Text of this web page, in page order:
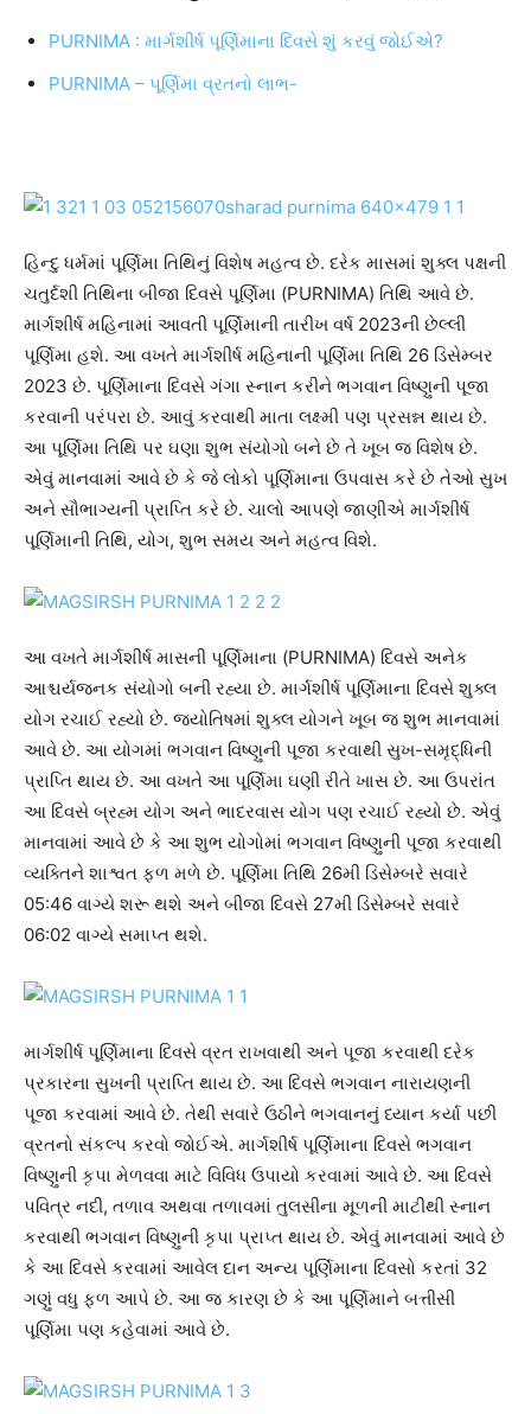
PURNIMA : માર્ગશીર્ષ પૂર્ણિમાના દિવસે શું કરવું જોઈએ?
PURNIMA – પૂર્ણિમા વ્રતનો લાભ-
હિન્દુ ધર્મમાં પૂર્ણિમા તિથિનું વિશેષ મહત્વ છે. દરેક માસમાં શુક્લ પક્ષની
ચતુર્દશી તિથિના બીજા દિવસે પૂર્ણિમા (PURNIMA) તિથિ આવે છે.
માર્ગશીર્ષ મહિનામાં આવતી પૂર્ણિમાની તારીખ વર્ષ 2023ની છેલ્લી
પૂર્ણિમા હશે. આ વખતે માર્ગશીર્ષ મહિનાની પૂર્ણિમા તિથિ 26 ડિસેમ્બર
2023 છે. પૂર્ણિમાના દિવસે ગંગા સ્નાન કરીને ભગવાન વિષ્ણુની પૂજા
કરવાની પરંપરા છે. આવું કરવાથી માતા લક્ષ્મી પણ પ્રસન્ન થાય છે.
આ પૂર્ણિમા તિથિ પર ઘણા શુભ સંયોગો બને છે તે ખૂબ જ વિશેષ છે.
એવું માનવામાં આવે છે કે જે લોકો પૂર્ણિમાના ઉપવાસ કરે છે તેઓ સુખ
અને સૌભાગ્યની પ્રાપ્તિ કરે છે. ચાલો આપણે જાણીએ માર્ગશીર્ષ
પૂર્ણિમાની તિથિ, યોગ, શુભ સમય અને મહત્વ વિશે.
આ વખતે માર્ગશીર્ષ માસની પૂર્ણિમાના (PURNIMA) દિવસે અનેક
આશ્ચર્યજનક સંયોગો બની રહ્યા છે. માર્ગશીર્ષ પૂર્ણિમાના દિવસે શુક્લ
યોગ રચાઈ રહ્યો છે. જ્યોતિષમાં શુક્લ યોગને ખૂબ જ શુભ માનવામાં
આવે છે. આ યોગમાં ભગવાન વિષ્ણુની પૂજા કરવાથી સુખ-સમૃદ્ધિની
પ્રાપ્તિ થાય છે. આ વખતે આ પૂર્ણિમા ઘણી રીતે ખાસ છે. આ ઉપરાંત
આ દિવસે બ્રહ્મ યોગ અને ભાદરવાસ યોગ પણ રચાઈ રહ્યો છે. એવું
માનવામાં આવે છે કે આ શુભ યોગોમાં ભગવાન વિષ્ણુની પૂજા કરવાથી
વ્યક્તિને શાશ્વત ફળ મળે છે. પૂર્ણિમા તિથિ 26મી ડિસેમ્બરે સવારે
05:46 વાગ્યે શરૂ થશે અને બીજા દિવસે 27મી ડિસેમ્બરે સવારે
06:02 વાગ્યે સમાપ્ત થશે.
માર્ગશીર્ષ પૂર્ણિમાના દિવસે વ્રત રાખવાથી અને પૂજા કરવાથી દરેક
પ્રકારના સુખની પ્રાપ્તિ થાય છે. આ દિવસે ભગવાન નારાયણની
પૂજા કરવામાં આવે છે. તેથી સવારે ઉઠીને ભગવાનનું ધ્યાન કર્યા પછી
વ્રતનો સંકલ્પ કરવો જોઈએ. માર્ગશીર્ષ પૂર્ણિમાના દિવસે ભગવાન
વિષ્ણુની કૃપા મેળવવા માટે વિવિધ ઉપાયો કરવામાં આવે છે. આ દિવસે
પવિત્ર નદી, તળાવ અથવા તળાવમાં તુલસીના મૂળની માટીથી સ્નાન
કરવાથી ભગવાન વિષ્ણુની કૃપા પ્રાપ્ત થાય છે. એવું માનવામાં આવે છે
કે આ દિવસે કરવામાં આવેલ દાન અન્ય પૂર્ણિમાના દિવસો કરતાં 32
ગણું વધુ ફળ આપે છે. આ જ કારણ છે કે આ પૂર્ણિમાને બત્તીસી
પૂર્ણિમા પણ કહેવામાં આવે છે.